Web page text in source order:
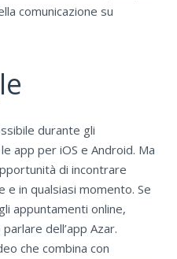
comunicazione su
durante gli
app per iOS e Android. Ma
di incontrare
e in qualsiasi momento. Se
appuntamenti online,
dell’app Azar.
che combina con